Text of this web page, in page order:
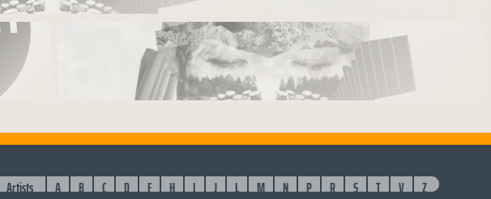
Artists A B C D F H I J L M N P R S T V Z